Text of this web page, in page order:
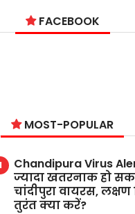
FACEBOOK
MOST-POPULAR
Chandipura Virus
ज्यादा खतरनाक हो
चांदीपुरा वायरस, लक्षण
तुरंत क्या करें?